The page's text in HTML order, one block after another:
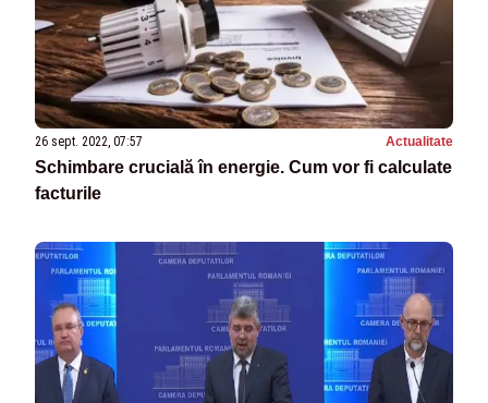
26 sept. 2022, 07:57 Actualitate
Schimbare crucială în energie. Cum vor fi calculate
facturile